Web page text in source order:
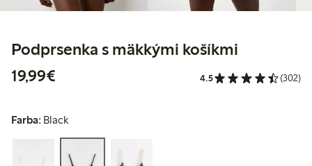
Podprsenka s mäkkými košíkmi
19,99€
4.5 (302)
Farba: Black